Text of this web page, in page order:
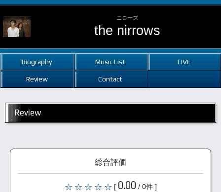
ニローズ
the nirrows
Biography Music List LIVE
Review Contact
Review
総合評価
[ 0.00 / 0件 ]